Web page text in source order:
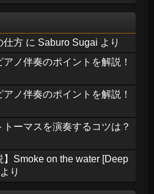
仕方 に Saburo Sugai より
ノ伴奏のポイントを解説！
ノ伴奏のポイントを解説！
ーマスを演奏するコツは？
】Smoke on the water [Deep
より